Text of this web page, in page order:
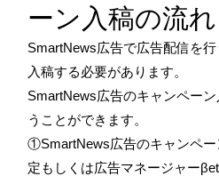
ーン入稿の流れ
SmartNews広告で広告配信を
入稿する必要があります。
SmartNews広告のキャンペー
うことができます。
①SmartNews広告のキャンペ
定もしくは広告マネージャー